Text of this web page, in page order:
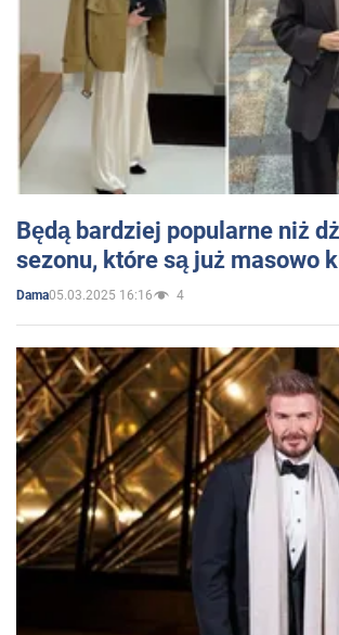
Będą bardziej popularne niż
sezonu, które są już masowo
Dama05.03.2025 16:16 4